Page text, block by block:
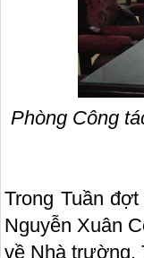
Phòng Công
Trong Tuần
Nguyễn Xuân
về Nhà trường.